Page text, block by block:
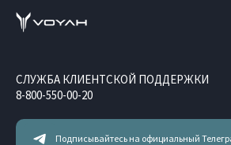
Подписывайтесь на официальный
СЛУЖБА КЛИЕНТСКОЙ ПОДДЕРЖКИ
8-800-550-00-20